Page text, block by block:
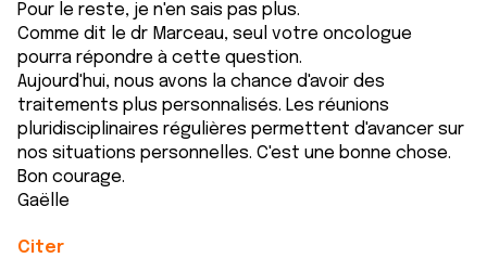
Pour le reste, je n'en sais pas plus.
Comme dit le dr Marceau, seul votre oncologue
pourra répondre à cette question.
Aujourd'hui, nous avons la chance d'avoir des
traitements plus personnalisés. Les réunions
pluridisciplinaires régulières permettent d'avancer sur
nos situations personnelles. C'est une bonne chose.
Bon courage.
Gaëlle
Citer